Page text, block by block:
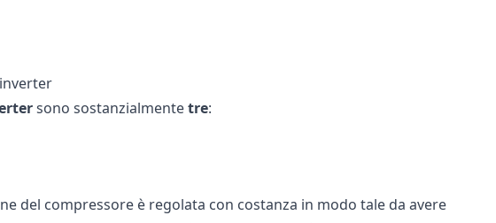
sono sostanzialmentetre:
del compressore è regolata con costanza in modo tale da avere